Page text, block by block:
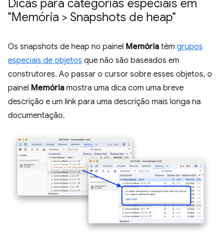
Dicas para categorias especiais em
"Memória > Snapshots de heap"
Os snapshots de heap no painel Memória têm grupos
especiais de objetos que não são baseados em
construtores. Ao passar o cursor sobre esses objetos, o
painel Memória mostra uma dica com uma breve
descrição e um link para uma descrição mais longa na
documentação.